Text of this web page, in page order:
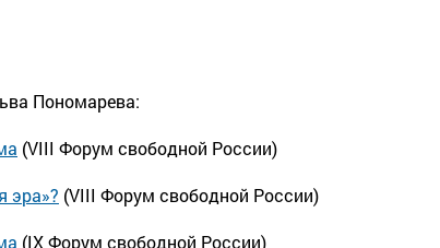
Пономарева:
(VIII Форум свободной России)
эра»? (VIII Форум свободной России)
(IX Форум свободной России)